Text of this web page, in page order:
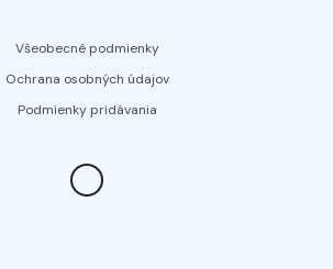
Všeobecné podmienky
Ochrana osobných údajov
Podmienky pridávania